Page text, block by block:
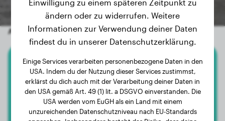
Andere zufällige Hunde
Englische Bulldogge
Harry
Einwilligung zu einem späteren Zeitpunkt zu
ändern oder zu widerrufen. Weitere
Informationen zur Verwendung deiner Daten
findest du in unserer Datenschutzerklärung.
Einige Services verarbeiten personenbezogene Daten in den
USA. Indem du der Nutzung dieser Services zustimmst,
erklärst du dich auch mit der Verarbeitung deiner Daten in
den USA gemäß Art. 49 (1) lit. a DSGVO einverstanden. Die
USA werden vom EuGH als ein Land mit einem
unzureichenden Datenschutzniveau nach EU-Standards